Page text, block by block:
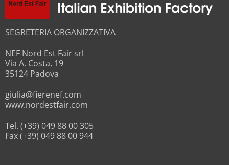
SEGRETERIA ORGANIZZATIVA
NEF Nord Est Fair srl
Via A. Costa, 19
35124 Padova
giulia@fierenef.com
www.nordestfair.com
Tel. (+39) 049 88 00 305
Fax (+39) 049 88 00 944